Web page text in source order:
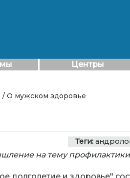
Центры
/ О мужском здоровье
Теги:
на тему